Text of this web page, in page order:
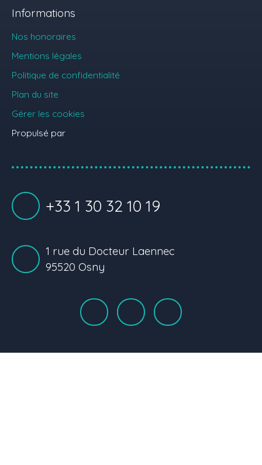
Informations
Nos honoraires
Mentions légales
Politique de confidentialité
Plan du site
Gérer les cookies
Propulsé par
+33 1 30 32 10 19
1 rue du Docteur Laennec
95520 Osny